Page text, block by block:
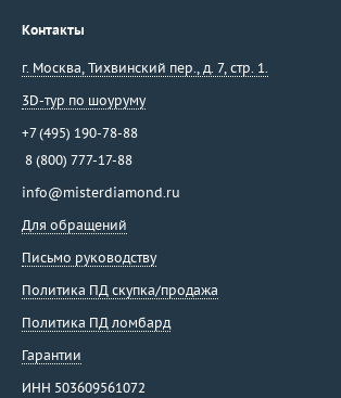
Контакты
г. Москва, Тихвинский пер., д. 7, стр. 1.
3D-тур по шоуруму
+7 (495) 190-78-88
8 (800) 777-17-88
info@misterdiamond.ru
Для обращений
Письмо руководству
Политика ПД скупка/продажа
Политика ПД ломбард
Гарантии
ИНН 503609561072